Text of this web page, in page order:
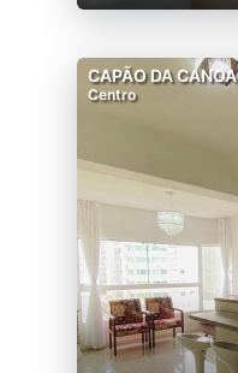
CAPÃO DA CANOA
Centro